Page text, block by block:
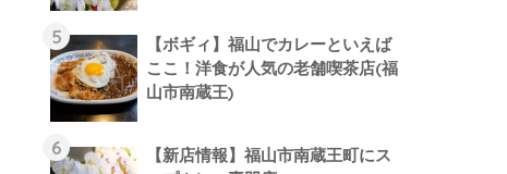
【ボギィ】福山でカレーといえば
ここ！洋食が人気の老舗喫茶店(福
山市南蔵王)
【新店情報】福山市南蔵王町にス